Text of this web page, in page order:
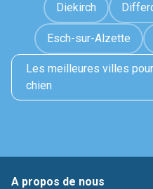
Diekirch
Esch-sur-Alzette
Les meilleures villes
chien
A propos de nous